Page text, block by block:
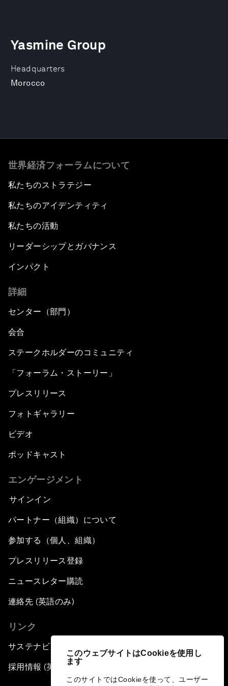
このウェブサイトはCookieを使用し
ます
このサイトではCookieを使って、ユーザー
Headquarters
Morocco
Yasmine Group
世界経済フォーラムについて
私たちのストラテジー
私たちのアイデンティティ
私たちの活動
リーダーシップとガバナンス
インパクト
詳細
センター（部門）
会合
ステークホルダーのコミュニティ
「フォーラム・ストーリー」
プレスリリース
フォトギャラリー
ビデオ
ポッドキャスト
エンゲージメント
サインイン
パートナー（組織）について
参加する（個人、組織）
プレスリリース登録
ニュースレター購読
連絡先 (英語のみ)
リンク
サステナビリティへの取り組み
採用情報 (英語のみ)